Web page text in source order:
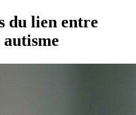
du lien entre